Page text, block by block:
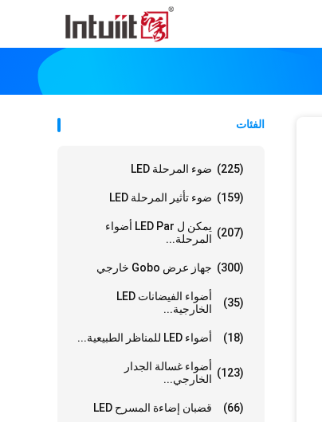
الفئات
ضوء المرحلة LED (225)
ضوء تأثير المرحلة LED (159)
يمكن ل LED Par أضواء
المرحلة...
(207)
جهاز عرض Gobo خارجي (300)
أضواء الفيضانات LED
الخارجية...
(35)
أضواء LED للمناظر الطبيعية... (18)
أضواء غسالة الجدار
الخارجي...
(123)
قضبان إضاءة المسرح LED (66)